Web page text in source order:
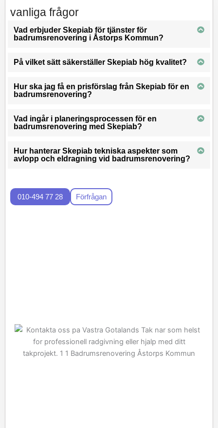
vanliga frågor
Vad erbjuder Skepiab för tjänster för
badrumsrenovering i Åstorps Kommun?
På vilket sätt säkerställer Skepiab hög kvalitet?
Hur ska jag få en prisförslag från Skepiab för en
badrumsrenovering?
Vad ingår i planeringsprocessen för en
badrumsrenovering med Skepiab?
Hur hanterar Skepiab tekniska aspekter som
avlopp och eldragning vid badrumsrenovering?
010-494 77 28 Förfrågan